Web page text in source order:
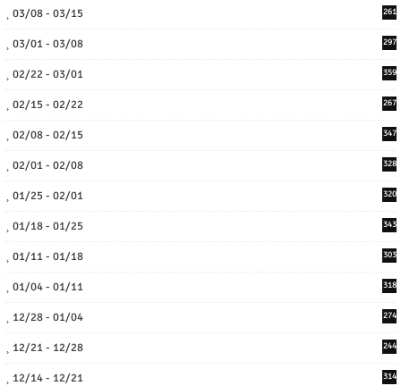
03/08 - 03/15 261
03/01 - 03/08 297
02/22 - 03/01 359
02/15 - 02/22 267
02/08 - 02/15 347
02/01 - 02/08 328
01/25 - 02/01 320
01/18 - 01/25 343
01/11 - 01/18 303
01/04 - 01/11 318
12/28 - 01/04 274
12/21 - 12/28 244
12/14 - 12/21 314